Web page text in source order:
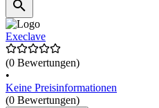
Execlave
(0 Bewertungen)
•
Keine Preisinformationen
(0 Bewertungen)